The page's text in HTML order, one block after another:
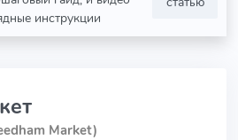
инструкции
Market)